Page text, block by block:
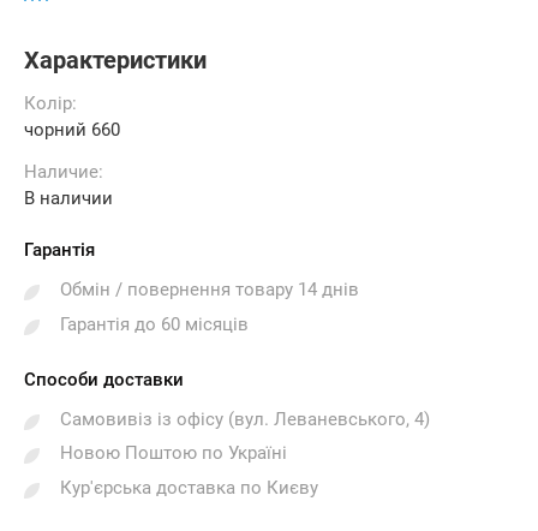
Характеристики
Колір:
чорний 660
Наличие:
В наличии
Гарантія
Обмін / повернення товару 14 днів
Гарантія до 60 місяців
Способи доставки
Самовивіз із офісу (вул. Леваневського, 4)
Новою Поштою по Україні
Кур'єрська доставка по Києву